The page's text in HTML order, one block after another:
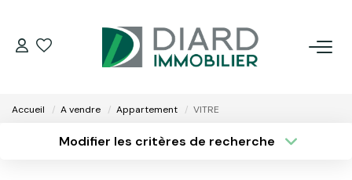
Accueil A vendre Appartement VITRE
Modifier les critères de recherche